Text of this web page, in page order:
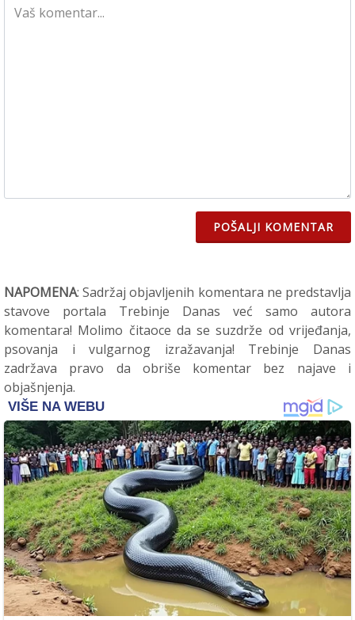
POŠALJI KOMENTAR
NAPOMENA: Sadržaj objavljenih komentara ne predstavlja
stavove portala Trebinje Danas već samo autora
komentara! Molimo čitaoce da se suzdrže od vrijeđanja,
psovanja i vulgarnog izražavanja! Trebinje Danas
zadržava pravo da obriše komentar bez najave i
objašnjenja.